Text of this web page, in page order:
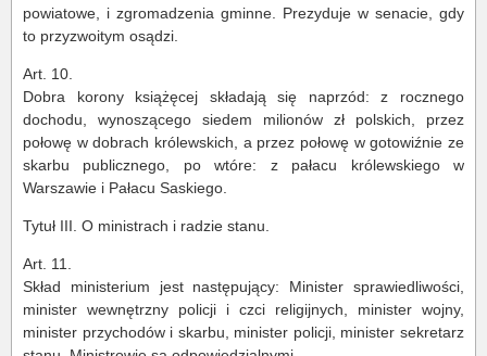
powiatowe, i zgromadzenia gminne. Prezyduje w senacie, gdy
to przyzwoitym osądzi.
Art. 10.
Dobra korony książęcej składają się naprzód: z rocznego
dochodu, wynoszącego siedem milionów zł polskich, przez
połowę w dobrach królewskich, a przez połowę w gotowiźnie ze
skarbu publicznego, po wtóre: z pałacu królewskiego w
Warszawie i Pałacu Saskiego.
Tytuł III. O ministrach i radzie stanu.
Art. 11.
Skład ministerium jest następujący: Minister sprawiedliwości,
minister wewnętrzny policji i czci religijnych, minister wojny,
minister przychodów i skarbu, minister policji, minister sekretarz